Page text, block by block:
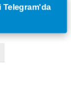
Telegram'da